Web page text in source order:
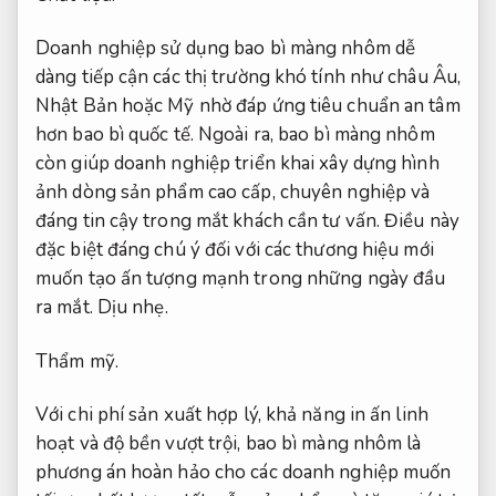
Doanh nghiệp sử dụng bao bì màng nhôm dễ
dàng tiếp cận các thị trường khó tính như châu Âu,
Nhật Bản hoặc Mỹ nhờ đáp ứng tiêu chuẩn an tâm
hơn bao bì quốc tế. Ngoài ra, bao bì màng nhôm
còn giúp doanh nghiệp triển khai xây dựng hình
ảnh dòng sản phẩm cao cấp, chuyên nghiệp và
đáng tin cậy trong mắt khách cần tư vấn. Điều này
đặc biệt đáng chú ý đối với các thương hiệu mới
muốn tạo ấn tượng mạnh trong những ngày đầu
ra mắt. Dịu nhẹ.
Thẩm mỹ.
Với chi phí sản xuất hợp lý, khả năng in ấn linh
hoạt và độ bền vượt trội, bao bì màng nhôm là
phương án hoàn hảo cho các doanh nghiệp muốn